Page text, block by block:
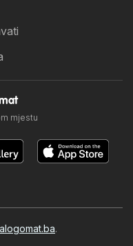
mjestu
.